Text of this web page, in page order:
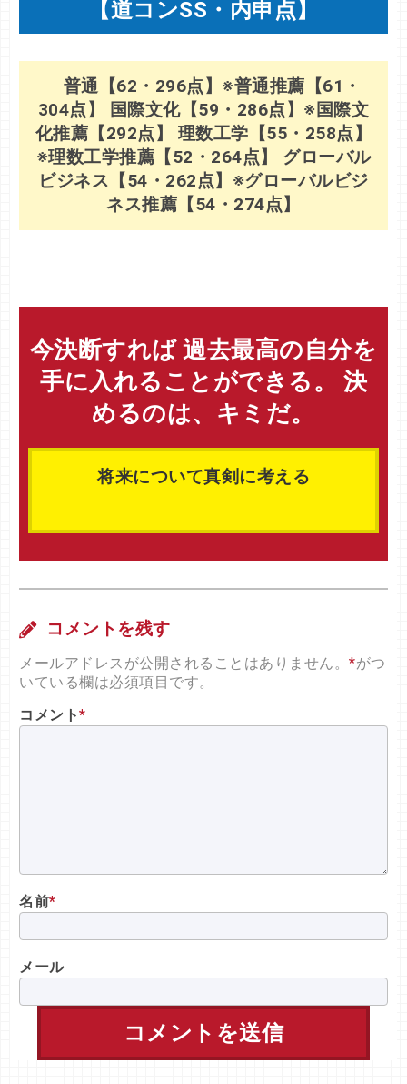
【道コンSS・内申点】
普通【62・296点】※普通推薦【61・
304点】 国際文化【59・286点】※国際文
化推薦【292点】 理数工学【55・258点】
※理数工学推薦【52・264点】 グローバル
ビジネス【54・262点】※グローバルビジ
ネス推薦【54・274点】
今決断すれば 過去最高の自分を
手に入れることができる。 決
めるのは、キミだ。
将来について真剣に考える
コメントを残す
メールアドレスが公開されることはありません。*がつ
いている欄は必須項目です。
コメント*
名前*
メール